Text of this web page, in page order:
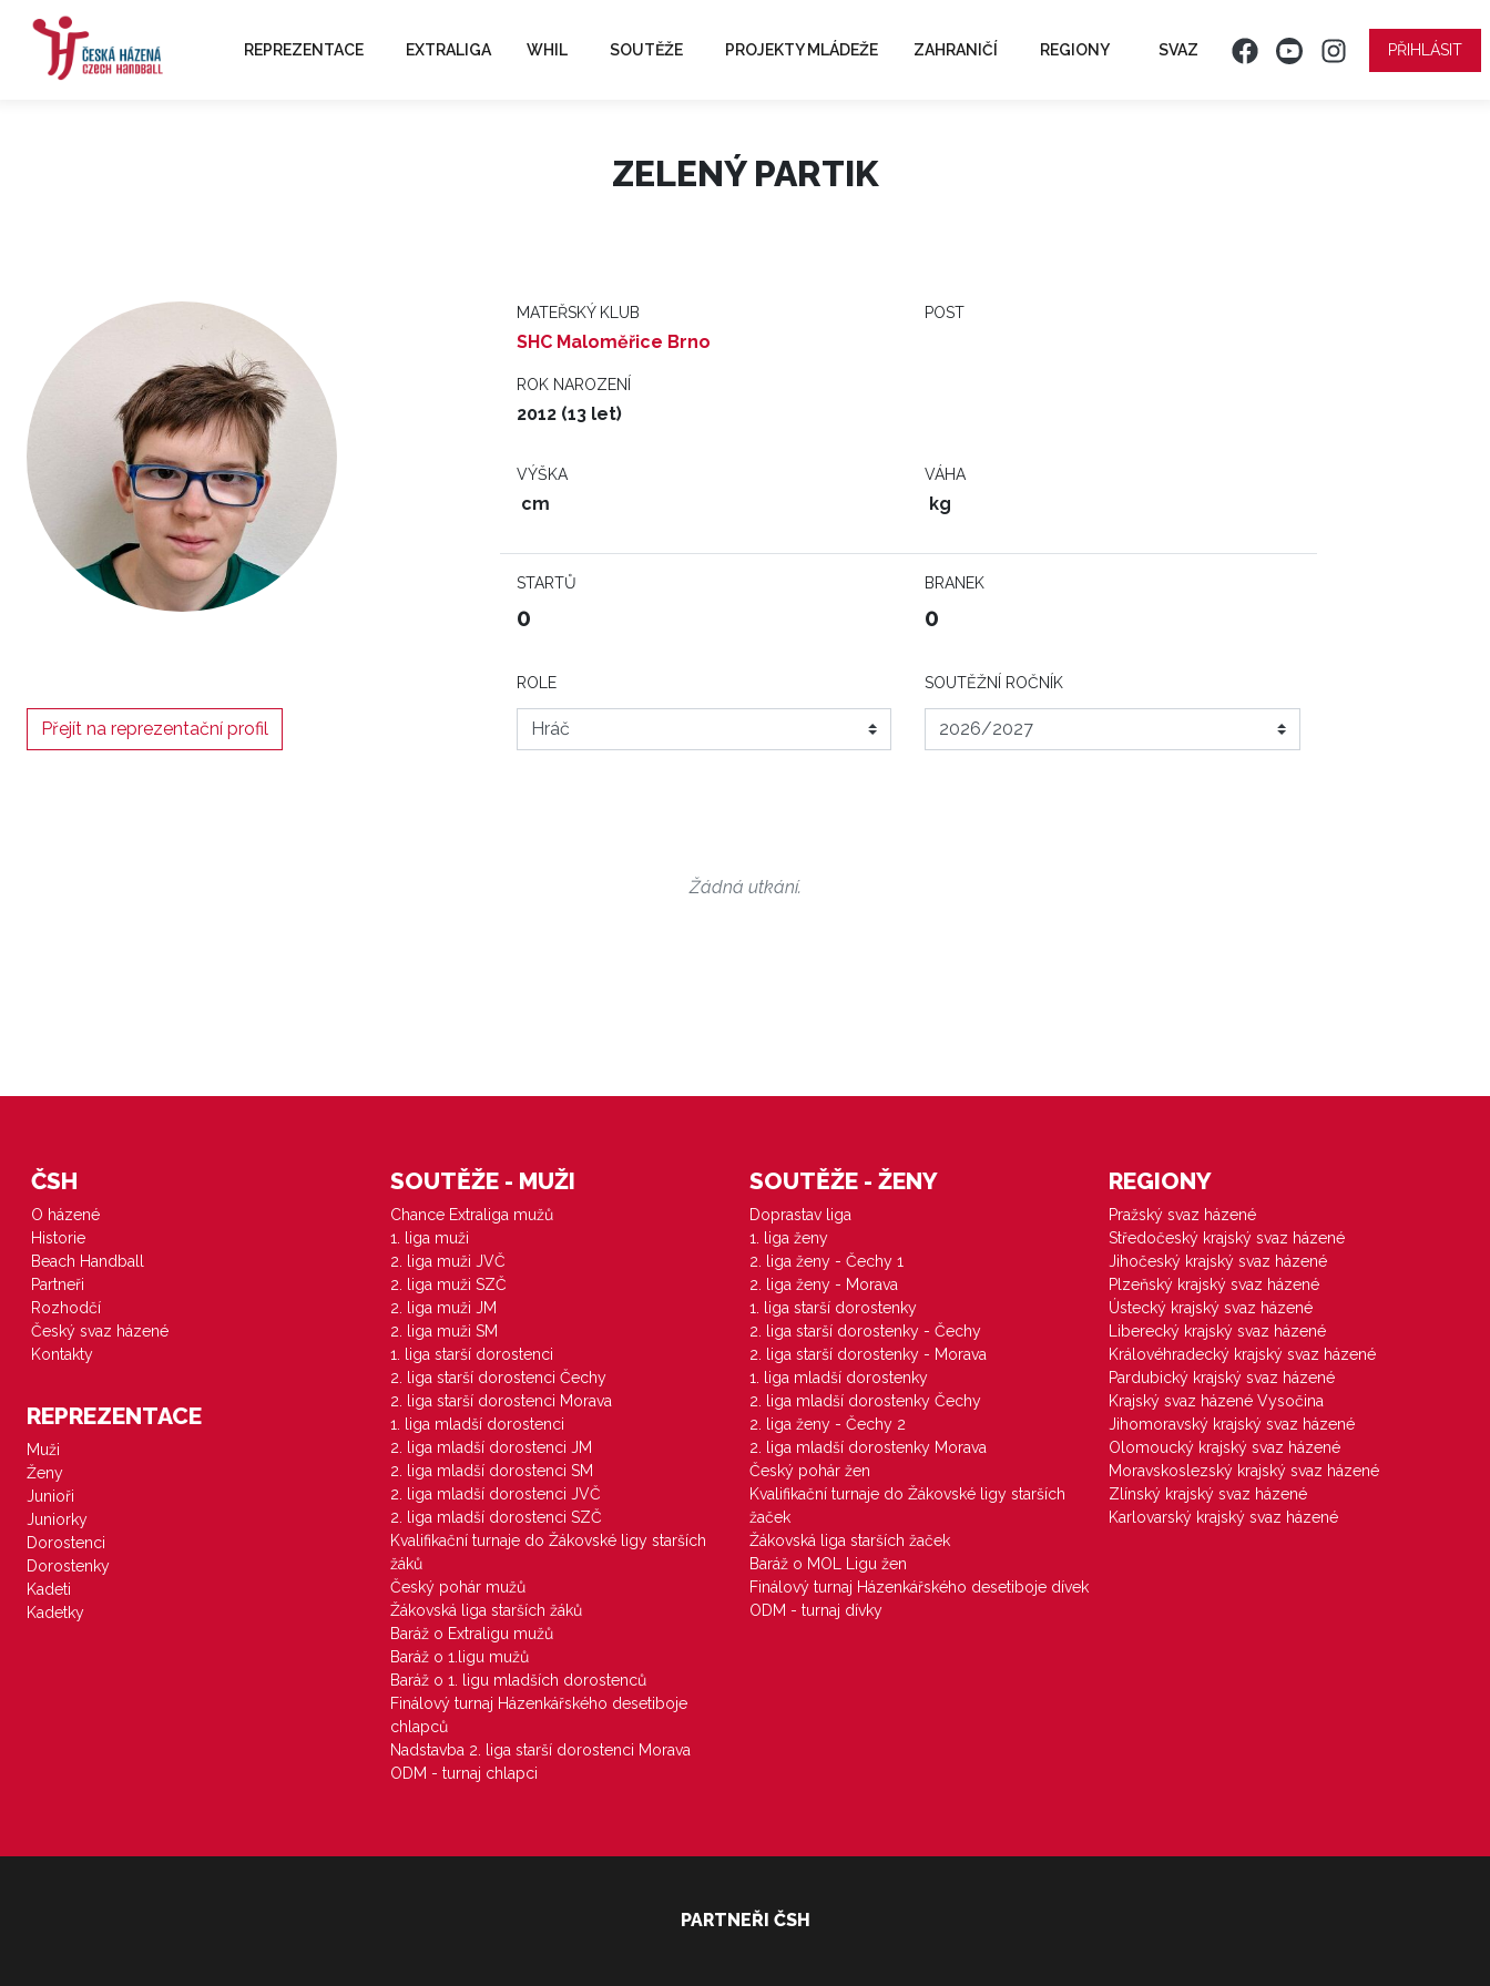
REPREZENTACE EXTRALIGA WHIL SOUTĚŽE PROJEKTY MLÁDEŽE ZAHRANIČÍ REGIONY SVAZ PŘIHLÁSIT
ZELENÝ PARTIK
MATEŘSKÝ KLUB
SHC Maloměřice Brno
POST
ROK NAROZENÍ
2012 (13 let)
VÝŠKA
cm
VÁHA
kg
STARTŮ
0
BRANEK
0
Přejít na reprezentační profil
ROLE SOUTĚŽNÍ ROČNÍK
Žádná utkání.
ČSH
O házené
Historie
Beach Handball
Partneři
Rozhodčí
Český svaz házené
Kontakty
REPREZENTACE
Muži
Ženy
Junioři
Juniorky
Dorostenci
Dorostenky
Kadeti
Kadetky
SOUTĚŽE - MUŽI
Chance Extraliga mužů
1. liga muži
2. liga muži JVČ
2. liga muži SZČ
2. liga muži JM
2. liga muži SM
1. liga starší dorostenci
2. liga starší dorostenci Čechy
2. liga starší dorostenci Morava
1. liga mladší dorostenci
2. liga mladší dorostenci JM
2. liga mladší dorostenci SM
2. liga mladší dorostenci JVČ
2. liga mladší dorostenci SZČ
Kvalifikační turnaje do Žákovské ligy starších
žáků
Český pohár mužů
Žákovská liga starších žáků
Baráž o Extraligu mužů
Baráž o 1.ligu mužů
Baráž o 1. ligu mladších dorostenců
Finálový turnaj Házenkářského desetiboje
chlapců
Nadstavba 2. liga starší dorostenci Morava
ODM - turnaj chlapci
SOUTĚŽE - ŽENY
Doprastav liga
1. liga ženy
2. liga ženy - Čechy 1
2. liga ženy - Morava
1. liga starší dorostenky
2. liga starší dorostenky - Čechy
2. liga starší dorostenky - Morava
1. liga mladší dorostenky
2. liga mladší dorostenky Čechy
2. liga ženy - Čechy 2
2. liga mladší dorostenky Morava
Český pohár žen
Kvalifikační turnaje do Žákovské ligy starších
žaček
Žákovská liga starších žaček
Baráž o MOL Ligu žen
Finálový turnaj Házenkářského desetiboje dívek
ODM - turnaj dívky
REGIONY
Pražský svaz házené
Středočeský krajský svaz házené
Jihočeský krajský svaz házené
Plzeňský krajský svaz házené
Ústecký krajský svaz házené
Liberecký krajský svaz házené
Královéhradecký krajský svaz házené
Pardubický krajský svaz házené
Krajský svaz házené Vysočina
Jihomoravský krajský svaz házené
Olomoucký krajský svaz házené
Moravskoslezský krajský svaz házené
Zlínský krajský svaz házené
Karlovarský krajský svaz házené
PARTNEŘI ČSH